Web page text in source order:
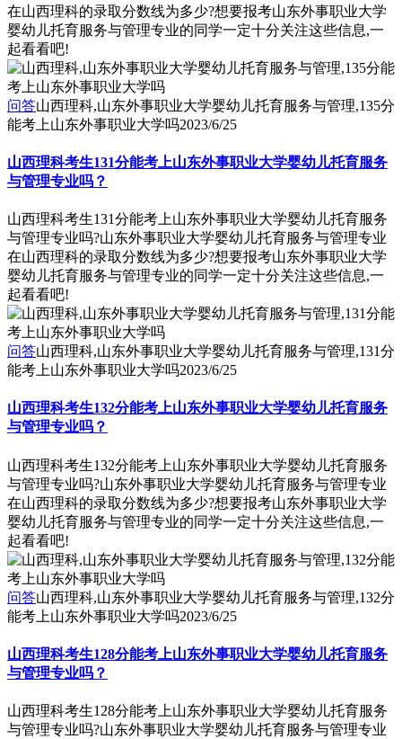
在山西理科的录取分数线为多少?想要报考山东外事职业大学
婴幼儿托育服务与管理专业的同学一定十分关注这些信息,一
起看看吧!
问答山西理科,山东外事职业大学婴幼儿托育服务与管理,135分
能考上山东外事职业大学吗2023/6/25
山西理科考生131分能考上山东外事职业大学婴幼儿托育服务
与管理专业吗？
山西理科考生131分能考上山东外事职业大学婴幼儿托育服务
与管理专业吗?山东外事职业大学婴幼儿托育服务与管理专业
在山西理科的录取分数线为多少?想要报考山东外事职业大学
婴幼儿托育服务与管理专业的同学一定十分关注这些信息,一
起看看吧!
问答山西理科,山东外事职业大学婴幼儿托育服务与管理,131分
能考上山东外事职业大学吗2023/6/25
山西理科考生132分能考上山东外事职业大学婴幼儿托育服务
与管理专业吗？
山西理科考生132分能考上山东外事职业大学婴幼儿托育服务
与管理专业吗?山东外事职业大学婴幼儿托育服务与管理专业
在山西理科的录取分数线为多少?想要报考山东外事职业大学
婴幼儿托育服务与管理专业的同学一定十分关注这些信息,一
起看看吧!
问答山西理科,山东外事职业大学婴幼儿托育服务与管理,132分
能考上山东外事职业大学吗2023/6/25
山西理科考生128分能考上山东外事职业大学婴幼儿托育服务
与管理专业吗？
山西理科考生128分能考上山东外事职业大学婴幼儿托育服务
与管理专业吗?山东外事职业大学婴幼儿托育服务与管理专业